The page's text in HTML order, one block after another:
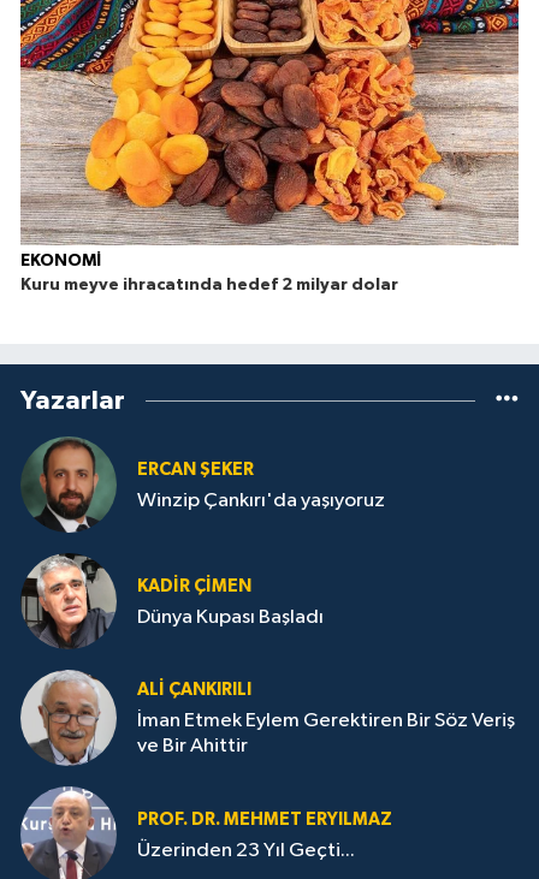
EKONOMİ
Kuru meyve ihracatında hedef 2 milyar dolar
Yazarlar
ERCAN ŞEKER
Winzip Çankırı'da yaşıyoruz
KADIR ÇIMEN
Dünya Kupası Başladı
ALI ÇANKIRILI
İman Etmek Eylem Gerektiren Bir Söz Veriş
ve Bir Ahittir
PROF. DR. MEHMET ERYILMAZ
Üzerinden 23 Yıl Geçti...